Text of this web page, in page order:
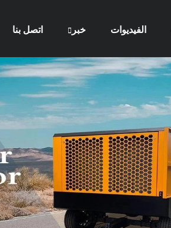
الفيديوات خبر اتصل بنا